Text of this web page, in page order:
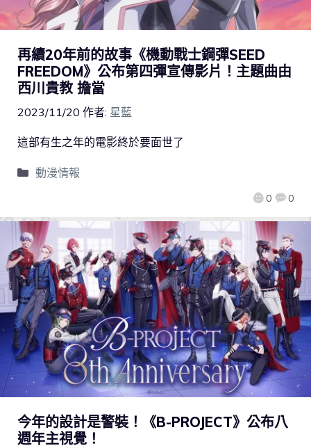
再續20年前的故事《機動戰士鋼彈SEED
FREEDOM》公布第四彈宣傳影片！主題曲由
西川貴教 擔當
2023/11/20 作者: 星藍
0 0
這部有生之年的電影終於要面世了
動漫情報
今年的設計是警裝！《B-PROJECT》公布八
週年主視覺！